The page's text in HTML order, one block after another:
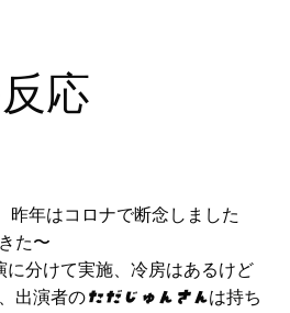
応
昨年はコロナで断念しました
た〜
に分けて実施、冷房はあるけど
出演者のただじゅんさんは持ち